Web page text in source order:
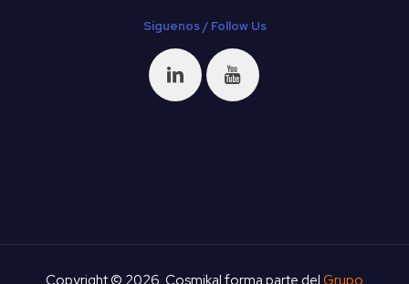
Síguenos / Follow Us
Copyright © 2026. Cosmikal forma parte del Grupo